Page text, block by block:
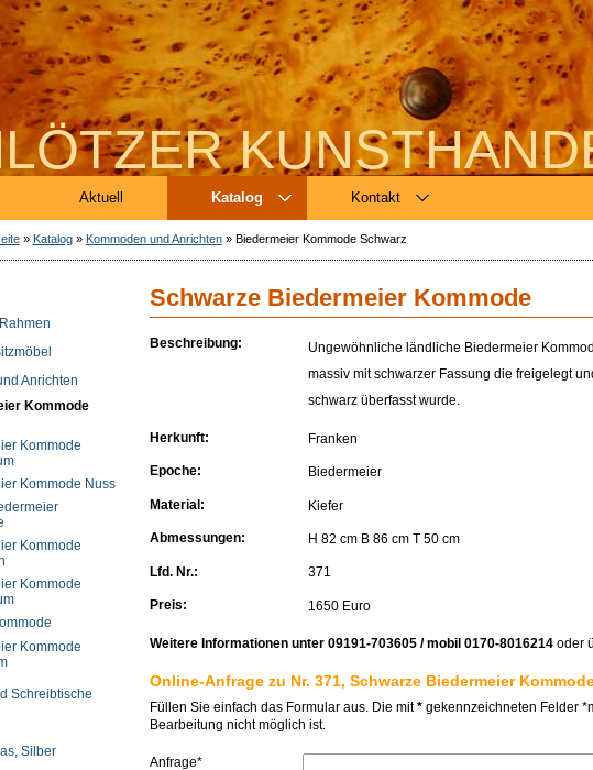
Aktuell Katalog Kontakt
» Katalog» Kommoden und Anrichten» Biedermeier Kommode Schwarz
Anrichten
Kommode
Kommode
Kommode Nuss
Kommode
Kommode
Kommode
Schreibtische
Silber
Schwarze Biedermeier Kommode
Beschreibung:
Ungewöhnliche ländliche Biedermeier
massiv mit schwarzer Fassung die freigelegt
schwarz überfasst wurde.
Herkunft: Franken
Epoche: Biedermeier
Material: Kiefer
Abmessungen: H 82 cm B 86 cm T 50 cm
Lfd. Nr.: 371
Preis: 1650 Euro
Weitere Informationen unter 09191-703605 / mobil 0170-8016214 oder
Online-Anfrage zu Nr. 371, Schwarze Biedermeier
Füllen Sie einfach das Formular aus. Die mit* gekennzeichneten Felder
Bearbeitung nicht möglich ist.
Anfrage*